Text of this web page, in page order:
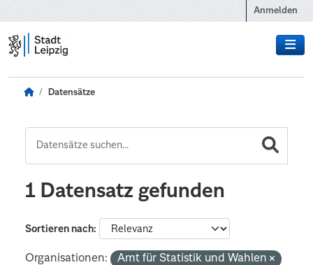
Anmelden
Datensätze
1 Datensatz gefunden
Sortieren nach
Organisationen:
Amt für Statistik und Wahlen